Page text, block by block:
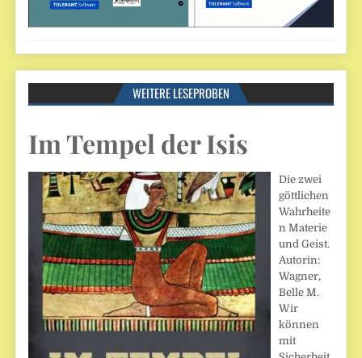
WEITERE LESEPROBEN
Im Tempel der Isis
Die zwei
göttlichen
Wahrheite
n Materie
und Geist.
Autorin:
Wagner,
Belle M.
Wir
können
mit